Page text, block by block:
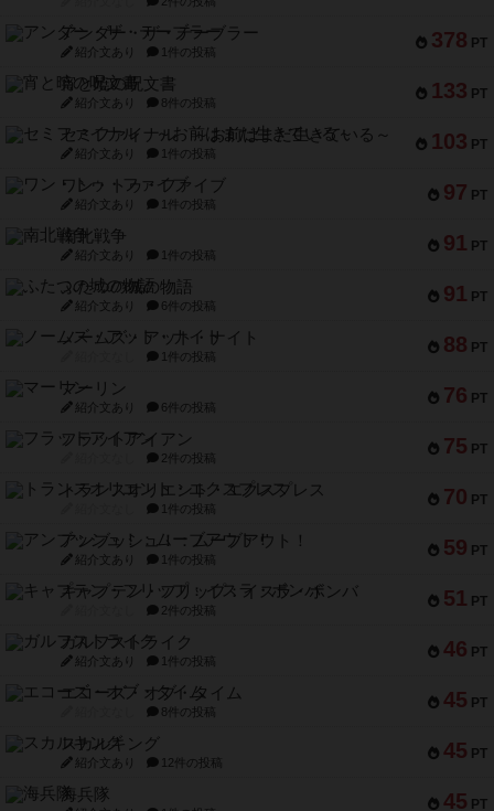
378 PT
アンダー・ザ・テーブラー
紹介文あり 1件の投稿
133 PT
宵と暁の呪文書
紹介文あり 8件の投稿
103 PT
セミファイナル ～お前はまだ生きている～
紹介文あり 1件の投稿
97 PT
ワン・トゥ・ファイブ
紹介文あり 1件の投稿
91 PT
南北戦争
紹介文あり 1件の投稿
91 PT
ふたつの城の物語
紹介文あり 6件の投稿
88 PT
ノームズ・アット・ナイト
1件の投稿
76 PT
マーリン
紹介文あり 6件の投稿
75 PT
フラットアイアン
2件の投稿
70 PT
トランスオリエント・エクスプレス
1件の投稿
59 PT
アンブッシュ！：ムーブアウト！
紹介文あり 1件の投稿
51 PT
キャプテン・フリップ：イスラ・ボンバ
2件の投稿
46 PT
ガルフストライク
紹介文あり 1件の投稿
45 PT
エコーズ・オブ・タイム
8件の投稿
45 PT
スカルキング
紹介文あり 12件の投稿
45 PT
海兵隊